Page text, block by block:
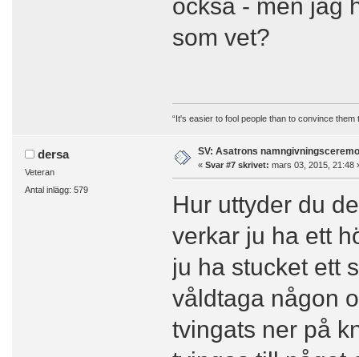
som vet?
“It's easier to fool people than to convince them
dersa
Veteran
Antal inlägg: 579
SV: Asatrons
« Svar #7 skrivet: mars 03, 2015, 21:48
Hur uttyder du
verkar ju ha ett
ju ha stucket ett
våldtaga någon
tvingats ner på